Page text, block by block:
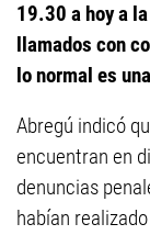
19.30 a hoy a
llamados con
lo normal es
Abregú indicó
encuentran en
denuncias
habían